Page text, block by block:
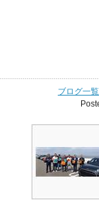
ブログ一覧